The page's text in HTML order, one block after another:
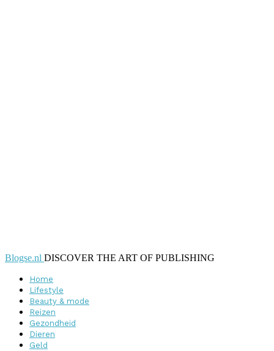
Blogse.nl DISCOVER THE ART OF PUBLISHING
Home
Lifestyle
Beauty & mode
Reizen
Gezondheid
Dieren
Geld